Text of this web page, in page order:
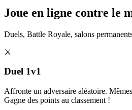
Joue en ligne contre le
Duels, Battle Royale, salons
⚔️
Duel 1v1
Affronte un adversaire aléatoire.
Gagne des points au classement !